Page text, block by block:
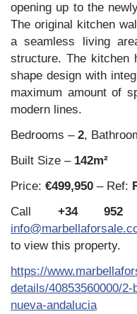
opening up to the
The original kitchen
a seamless living
structure. The kitchen
shape design with
maximum amount of
modern lines.
Bedrooms – 2,
Built Size – 142m²
Price: €499,950 – Ref:
Call +34
to view this property.
https://
details/40853560000/
nueva-andalucia